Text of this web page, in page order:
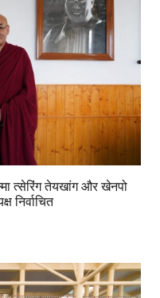
त्सेरिंग तेयखांग और खेनपो
निर्वाचित